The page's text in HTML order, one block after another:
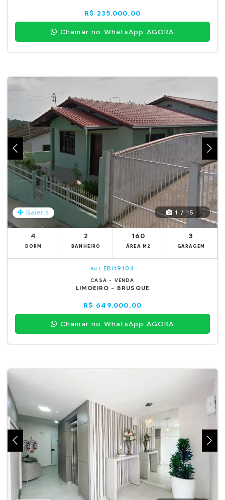
R$ 235.000,00
Chamar no WhatsApp AGORA
Galeria 1 / 15
4
DORM
2
BANHEIRO
160
ÁREA M2
3
GARAGEM
Ref. EBI19104
CASA - VENDA
LIMOEIRO - BRUSQUE
R$ 649.000,00
Chamar no WhatsApp AGORA